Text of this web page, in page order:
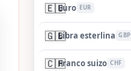
🇪🇺Euro EUR
🇬🇧Libra esterlina GBP
🇨🇭Franco suizo CHF